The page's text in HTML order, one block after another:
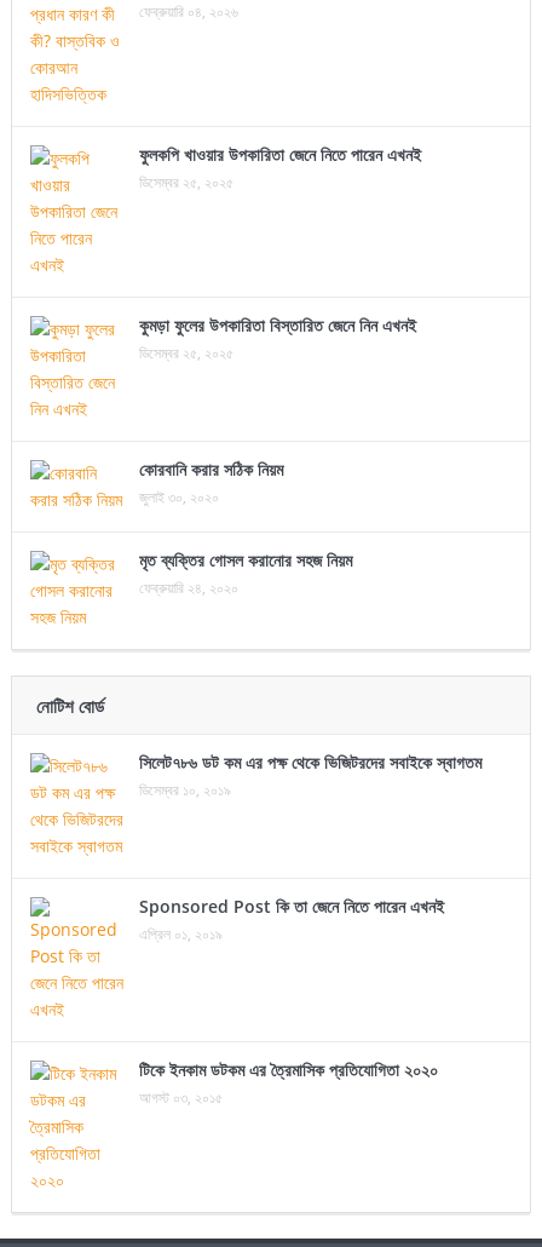
ফেব্রুয়ারি ০৪, ২০২৬
ফুলকপি খাওয়ার উপকারিতা জেনে নিতে পারেন এখনই
ডিসেম্বর ২৫, ২০২৫
কুমড়া ফুলের উপকারিতা বিস্তারিত জেনে নিন এখনই
ডিসেম্বর ২৫, ২০২৫
কোরবানি করার সঠিক নিয়ম
জুলাই ৩০, ২০২০
মৃত ব্যক্তির গোসল করানোর সহজ নিয়ম
ফেব্রুয়ারি ২৪, ২০২০
নোটিশ বোর্ড
সিলেট৭৮৬ ডট কম এর পক্ষ থেকে ভিজিটরদের সবাইকে স্বাগতম
ডিসেম্বর ১০, ২০১৯
Sponsored Post কি তা জেনে নিতে পারেন এখনই
এপ্রিল ০১, ২০১৯
টিকে ইনকাম ডটকম এর ত্রৈমাসিক প্রতিযোগিতা ২০২০
আগস্ট ০৩, ২০১৫